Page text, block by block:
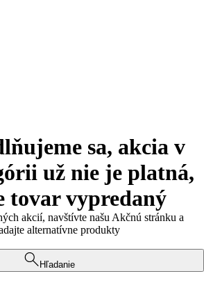
sa, akcia v
už nie je platná,
tovar vypredaný
akcií, navštívte našu Akčnú stránku a
alternatívne produkty
Hľadanie